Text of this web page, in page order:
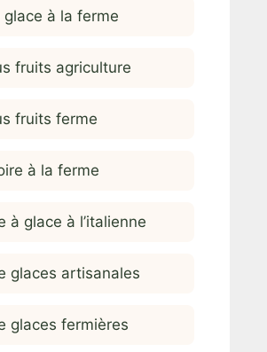
à la ferme
fruits agriculture
fruits ferme
à la ferme
à glace à l’italienne
glaces artisanales
glaces fermières